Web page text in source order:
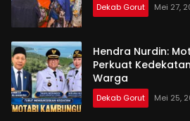
Dekab Gorut Mei 27,
Hendra Nurdin:
Perkuat
Warga
Dekab Gorut Mei 25,